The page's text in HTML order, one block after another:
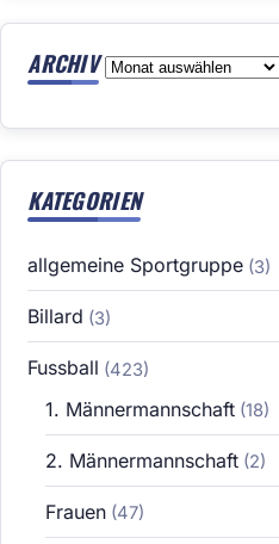
ARCHIV Archiv
KATEGORIEN
allgemeine Sportgruppe (3)
Billard (3)
Fussball (423)
1. Männermannschaft(18)
2. Männermannschaft(2)
Frauen(47)